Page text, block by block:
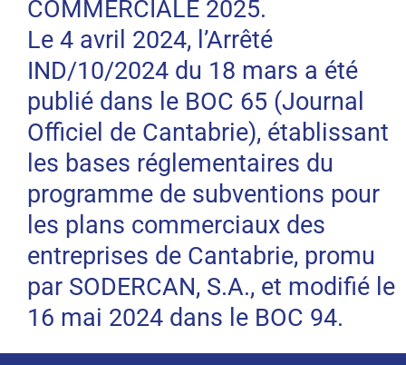
COMMERCIALE 2025.
Le 4 avril 2024, l’Arrêté
IND/10/2024 du 18 mars a été
publié dans le BOC 65 (Journal
Officiel de Cantabrie), établissant
les bases réglementaires du
programme de subventions pour
les plans commerciaux des
entreprises de Cantabrie, promu
par SODERCAN, S.A., et modifié le
16 mai 2024 dans le BOC 94.